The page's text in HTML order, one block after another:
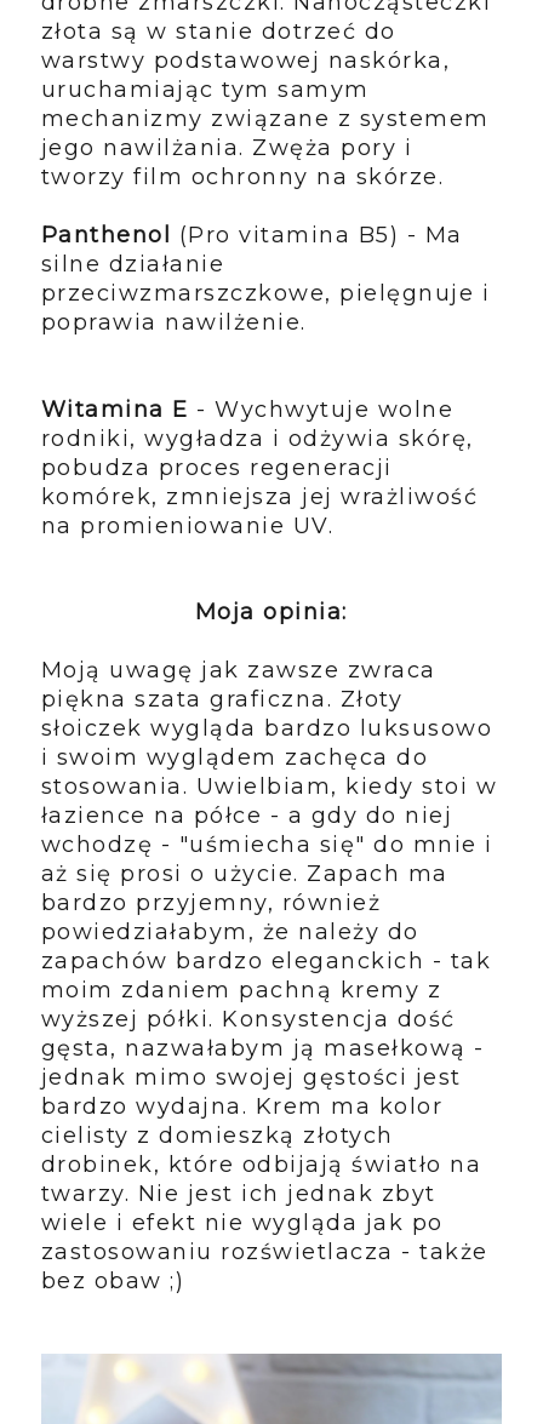
złota są w stanie dotrzeć do
warstwy podstawowej naskórka,
uruchamiając tym samym
mechanizmy związane z systemem
jego nawilżania. Zwęża pory i
tworzy film ochronny na skórze.
Panthenol
(Pro vitamina B5) - Ma
silne działanie
przeciwzmarszczkowe, pielęgnuje i
poprawia nawilżenie.
Witamina E - Wychwytuje wolne
rodniki, wygładza i odżywia skórę,
pobudza proces regeneracji
komórek, zmniejsza jej wrażliwość
na promieniowanie UV.
Moja opinia:
Moją uwagę jak zawsze zwraca
piękna szata graficzna. Złoty
słoiczek wygląda bardzo luksusowo
i swoim wyglądem zachęca do
stosowania. Uwielbiam, kiedy stoi w
łazience na półce - a gdy do niej
wchodzę - "uśmiecha się" do mnie i
aż się prosi o użycie. Zapach ma
bardzo przyjemny, również
powiedziałabym, że należy do
zapachów bardzo eleganckich - tak
moim zdaniem pachną kremy z
wyższej półki. Konsystencja dość
gęsta, nazwałabym ją masełkową -
jednak mimo swojej gęstości jest
bardzo wydajna. Krem ma kolor
cielisty z domieszką złotych
drobinek, które odbijają światło na
twarzy. Nie jest ich jednak zbyt
wiele i efekt nie wygląda jak po
zastosowaniu rozświetlacza - także
bez obaw ;)